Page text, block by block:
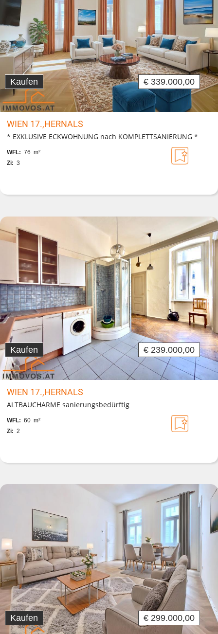
Kaufen € 339.000,00
WIEN 17.,HERNALS
* EXKLUSIVE ECKWOHNUNG nach KOMPLETTSANIERUNG *
WFL: 76 m²
Zi: 3
Kaufen € 239.000,00
WIEN 17.,HERNALS
ALTBAUCHARME sanierungsbedürftig
WFL: 60 m²
Zi: 2
Kaufen € 299.000,00